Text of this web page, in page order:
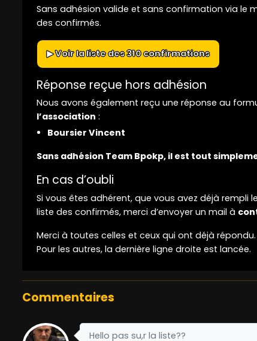
Sans adhésion valide et sans confirmation via le
des confirmés.
▶ Voir la liste des 310 confirmations
Réponse reçue hors adhésion
Nous avons également reçu une réponse au
l’association :
Boursier Vincent
Sans adhésion Team Bpokp, il est tout
En cas d’oubli
Si vous êtes adhérent, que vous avez déjà
liste des confirmés, merci d’envoyer un mail à
Merci à toutes celles et ceux qui ont déjà répondu.
Pour les autres, la dernière ligne droite est lancée.
Commentaires
Hello pas su,r la liste??